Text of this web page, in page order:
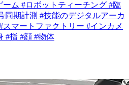
ーム #ロボットティーチング #臨
同期計測 #技能のデジタルアーカ
スマートファクトリー #インカメ
#指 #顔 #物体